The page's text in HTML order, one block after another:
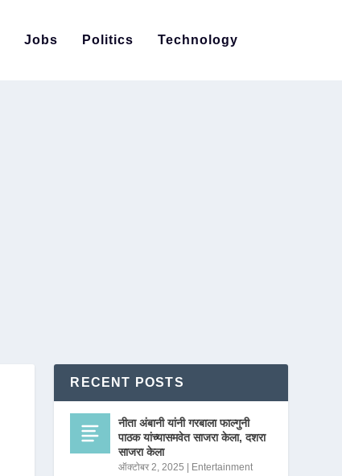
Jobs Politics Technology
RECENT POSTS
नीता अंबानी यांनी गरबाला फाल्गुनी
पाठक यांच्यासमवेत साजरा केला, दशरा
साजरा केला
ऑक्टोबर 2, 2025 Entertainment